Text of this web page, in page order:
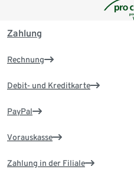
Zahlung
Rechnung
Debit- und Kreditkarte
PayPal
Vorauskasse
Zahlung in der Filiale